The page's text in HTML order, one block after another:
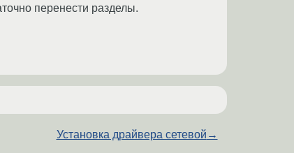
перенести разделы.
Установка драйвера сетевой →